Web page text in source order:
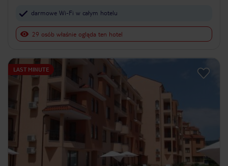
darmowe Wi-Fi w całym hotelu
29 osób właśnie ogląda ten hotel
LAST MINUTE